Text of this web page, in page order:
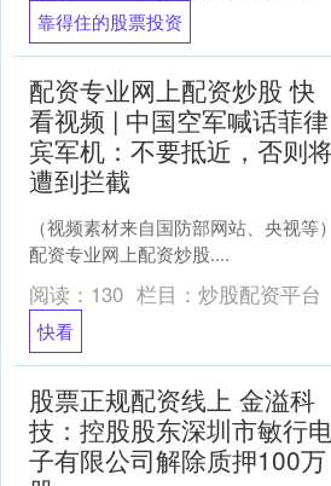
靠得住的股票投资
配资专业网上配资炒股 快
看视频 | 中国空军喊话菲律
宾军机：不要抵近，否则将
遭到拦截
（视频素材来自国防部网站、央视等）
配资专业网上配资炒股....
阅读： 130 栏目： 炒股配资平台
快看
股票正规配资线上 金溢科
技：控股股东深圳市敏行
子有限公司解除质押100万